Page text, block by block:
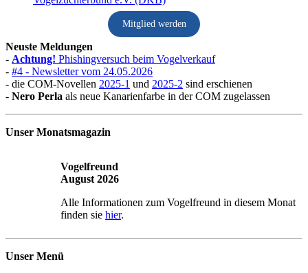
Mitglied werden
Neuste Meldungen
- Achtung! Phishingversuch beim Vogelverkauf
- #4 - Newsletter vom 24.05.2026
- die COM-Novellen 2025-1 und 2025-2 sind erschienen
- Nero Perla als neue Kanarienfarbe in der COM zugelassen
Unser Monatsmagazin
Vogelfreund
August 2026
Alle Informationen zum Vogelfreund in diesem Monat
finden sie hier.
Unser Menü